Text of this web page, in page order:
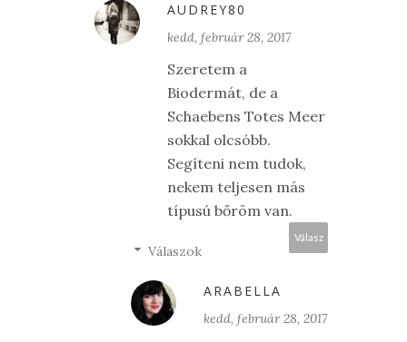
AUDREY80
kedd, február 28, 2017
Szeretem a
Biodermát, de a
Schaebens Totes Meer
sokkal olcsóbb.
Segíteni nem tudok,
nekem teljesen más
típusú bőröm van.
Válasz
Válaszok
ARABELLA
kedd, február 28, 2017